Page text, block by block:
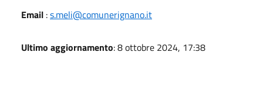
Email :s.meli@comunerignano.it
Ultimo aggiornamento: 8 ottobre 2024, 17:38